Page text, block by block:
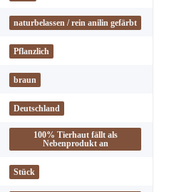
naturbelassen / rein anilin gefärbt
Pflanzlich
braun
Deutschland
100% Tierhaut fällt als
Nebenprodukt an
Stück